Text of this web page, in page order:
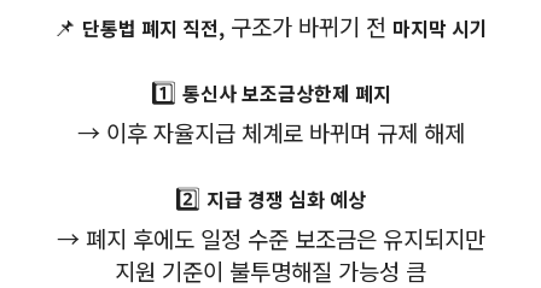
📌 단통법 폐지 직전, 구조가 바뀌기 전 마지막 시기
1️⃣ 통신사 보조금상한제 폐지
→ 이후 자율지급 체계로 바뀌며 규제 해제
2️⃣ 지급 경쟁 심화 예상
→ 폐지 후에도 일정 수준 보조금은 유지되지만
지원 기준이 불투명해질 가능성 큼